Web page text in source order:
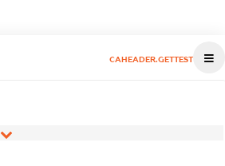
CAHEADER.GETTEST